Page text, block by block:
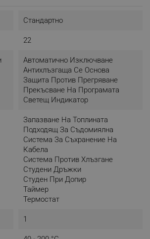
като същевременно ви
Стандартно
22
Автоматично Изключване
Антихлъзгаща Се Основа
Защита Против Прегряване
Прекъсване На Програмата
Светещ Индикатор
Запазване На Топлината
Подходящ За Съдомиялна
Система За Съхранение На
Кабела
Система Против Хлъзгане
Студени Дръжки
Студен При Допир
Таймер
Термостат
1